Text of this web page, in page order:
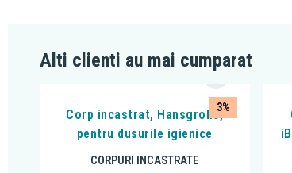
Alti clienti au mai cumparat
3%
Corp incastrat, Hansgrohe,
pentru dusurile igienice
CORPURI INCASTRATE